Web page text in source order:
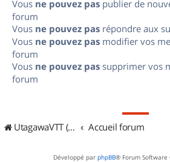
Vous ne pouvez pas publier de
forum
Vous ne pouvez pas répondre aux
Vous ne pouvez pas modifier vos
forum
Vous ne pouvez pas supprimer vos
forum
UtagawaVTT (Randos VTT et VTTAE avec traces GPS) Accueil forum
Développé par phpBB® Forum Software